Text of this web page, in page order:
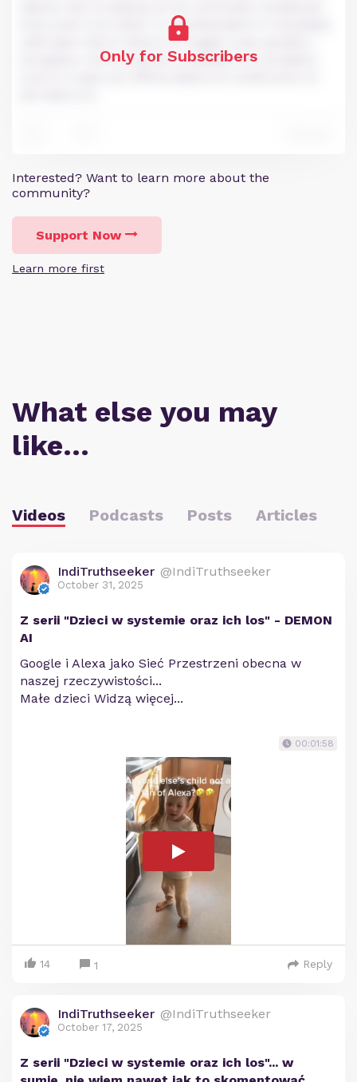
Only for Subscribers
Duis aute irure dolor in reprehenderit in voluptate
velit esse cillum dolore eu fugiat nulla pariatur.
Excepteur sint occaecat cupidatat non proident,
Interested? Want to learn more about the
community?
Support Now
Learn more first
What else you may
like…
Videos Podcasts Posts Articles
IndiTruthseeker @IndiTruthseeker
October 31, 2025
Z serii "Dzieci w systemie oraz ich los" - DEMON
AI
Google i Alexa jako Sieć Przestrzeni obecna w
naszej rzeczywistości...
Małe dzieci Widzą więcej...
00:01:58
14 1 Reply
IndiTruthseeker @IndiTruthseeker
October 17, 2025
Z serii "Dzieci w systemie oraz ich los"... w